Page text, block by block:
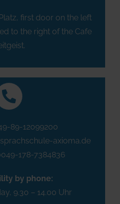
first door on the left
to the right of the Cafe
89-12099200
axioma.de
178-7384836
by phone:
9.30 – 14.00 Uhr